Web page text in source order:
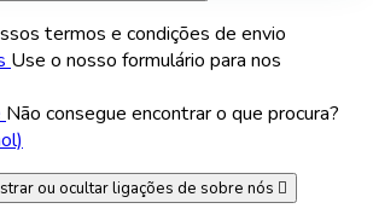
termos e condições de envio
Use o nosso formulário para nos
Não consegue encontrar o que procura?
ou ocultar ligações de sobre nós 